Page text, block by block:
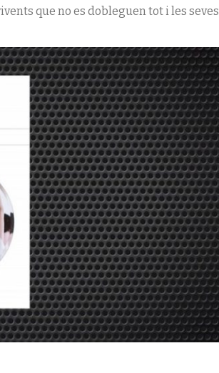
que no es dobleguen tot i les seves